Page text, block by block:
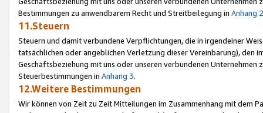
Bestimmungen zu anwendbarem Recht und Streitbeilegung in Anhang 2
11.Steuern
Steuern und damit verbundene Verpflichtungen, die in irgendeiner
tatsächlichen oder angeblichen Verletzung dieser Vereinbarung), den
Geschäftsbeziehung mit uns oder unseren verbundenen
Steuerbestimmungen in Anhang 3.
12.Weitere Bestimmungen
Wir können von Zeit zu Zeit Mitteilungen im Zusammenhang mit dem